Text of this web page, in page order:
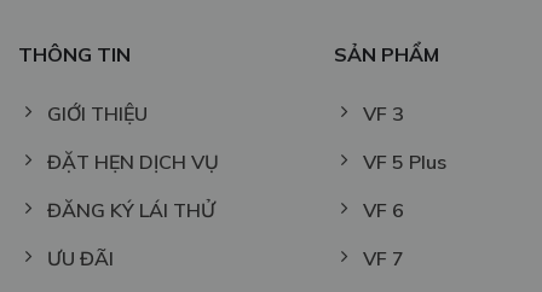
THÔNG TIN
GIỚI THIỆU
ĐẶT HẸN DỊCH VỤ
ĐĂNG KÝ LÁI THỬ
ƯU ĐÃI
SẢN PHẨM
VF 3
VF 5 Plus
VF 6
VF 7